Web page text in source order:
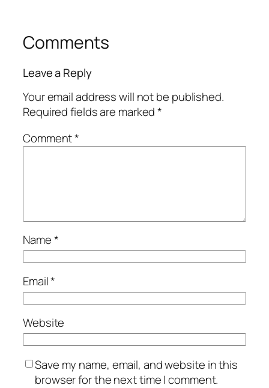
Comments
Leave a Reply
Your email address will not be published.
Required fields are marked*
Comment*
Name*
Email*
Website
Save my name, email, and website in this
browser for the next time I comment.